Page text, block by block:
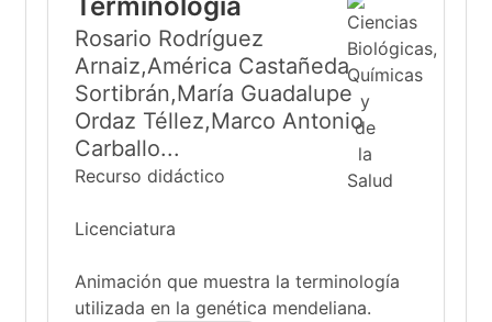
Rosario Rodríguez
Arnaiz,América Castañeda
Sortibrán,María Guadalupe
Ordaz Téllez,Marco Antonio
Carballo...
Recurso didáctico
Licenciatura
Animación que muestra la terminología
utilizada en la genética mendeliana.